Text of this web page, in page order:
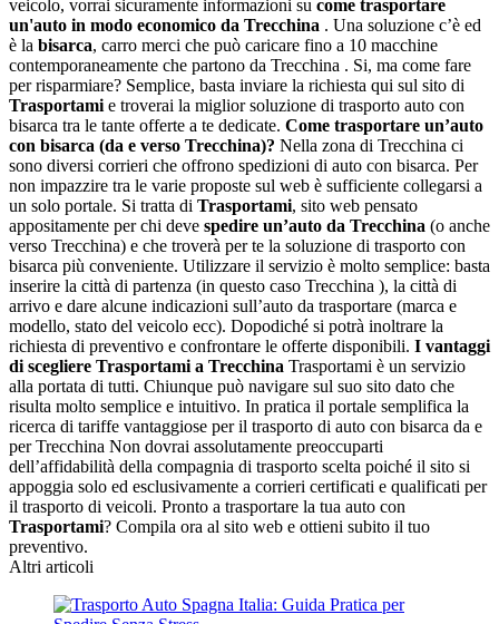
veicolo, vorrai sicuramente informazioni su come trasportare
un'auto in modo economico da Trecchina . Una soluzione c’è ed
è la bisarca, carro merci che può caricare fino a 10 macchine
contemporaneamente che partono da Trecchina . Si, ma come fare
per risparmiare? Semplice, basta inviare la richiesta qui sul sito di
Trasportami e troverai la miglior soluzione di trasporto auto con
bisarca tra le tante offerte a te dedicate. Come trasportare un’auto
con bisarca (da e verso Trecchina)? Nella zona di Trecchina ci
sono diversi corrieri che offrono spedizioni di auto con bisarca. Per
non impazzire tra le varie proposte sul web è sufficiente collegarsi a
un solo portale. Si tratta di Trasportami, sito web pensato
appositamente per chi deve spedire un’auto da Trecchina (o anche
verso Trecchina) e che troverà per te la soluzione di trasporto con
bisarca più conveniente. Utilizzare il servizio è molto semplice: basta
inserire la città di partenza (in questo caso Trecchina ), la città di
arrivo e dare alcune indicazioni sull’auto da trasportare (marca e
modello, stato del veicolo ecc). Dopodiché si potrà inoltrare la
richiesta di preventivo e confrontare le offerte disponibili. I vantaggi
di scegliere Trasportami a Trecchina Trasportami è un servizio
alla portata di tutti. Chiunque può navigare sul suo sito dato che
risulta molto semplice e intuitivo. In pratica il portale semplifica la
ricerca di tariffe vantaggiose per il trasporto di auto con bisarca da e
per Trecchina Non dovrai assolutamente preoccuparti
dell’affidabilità della compagnia di trasporto scelta poiché il sito si
appoggia solo ed esclusivamente a corrieri certificati e qualificati per
il trasporto di veicoli. Pronto a trasportare la tua auto con
Trasportami? Compila ora al sito web e ottieni subito il tuo
preventivo.
Altri articoli